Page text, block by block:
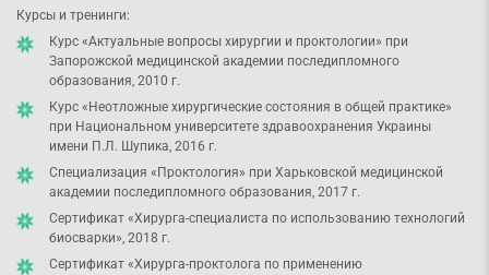
Курсы и тренинги:
Курс «Актуальные вопросы хирургии и проктологии» при
Запорожской медицинской академии последипломного
образования, 2010 г.
Курс «Неотложные хирургические состояния в общей практике»
при Национальном университете здравоохранения Украины
имени П.Л. Шупика, 2016 г.
Специализация «Проктология» при Харьковской медицинской
академии последипломного образования, 2017 г.
Сертификат «Хирурга-специалиста по использованию технологий
биосварки», 2018 г.
Сертификат «Хирурга-проктолога по применению